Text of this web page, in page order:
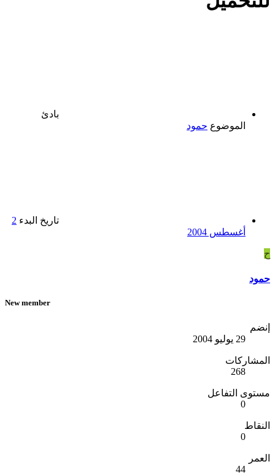
بادئ
الموضوع حمود
تاريخ البدء 2
أغسطس 2004
ح
حمود
New member
إنضم
29 يوليو 2004
المشاركات
268
مستوى التفاعل
0
النقاط
0
العمر
44